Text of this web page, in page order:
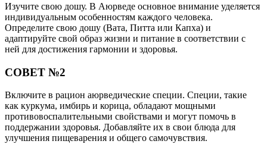
Изучите свою дошу. В Аюрведе основное внимание уделяется
индивидуальным особенностям каждого человека.
Определите свою дошу (Вата, Питта или Капха) и
адаптируйте свой образ жизни и питание в соответствии с
ней для достижения гармонии и здоровья.
СОВЕТ №2
Включите в рацион аюрведические специи. Специи, такие
как куркума, имбирь и корица, обладают мощными
противовоспалительными свойствами и могут помочь в
поддержании здоровья. Добавляйте их в свои блюда для
улучшения пищеварения и общего самочувствия.